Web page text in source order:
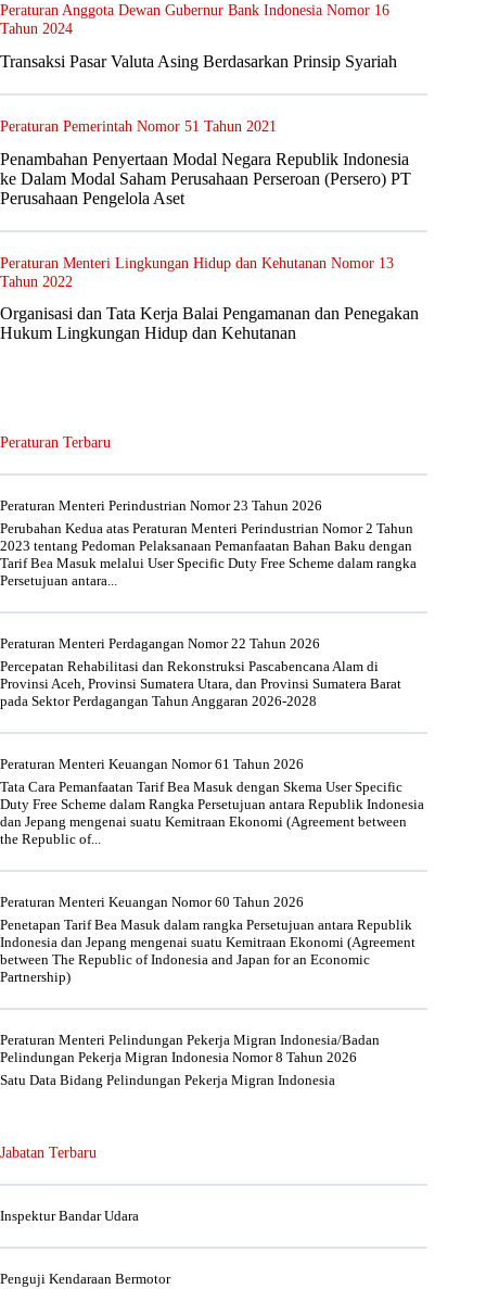
Peraturan Anggota Dewan Gubernur Bank Indonesia Nomor 16
Tahun 2024
Transaksi Pasar Valuta Asing Berdasarkan Prinsip Syariah
Peraturan Pemerintah Nomor 51 Tahun 2021
Penambahan Penyertaan Modal Negara Republik Indonesia
ke Dalam Modal Saham Perusahaan Perseroan (Persero) PT
Perusahaan Pengelola Aset
Peraturan Menteri Lingkungan Hidup dan Kehutanan Nomor 13
Tahun 2022
Organisasi dan Tata Kerja Balai Pengamanan dan Penegakan
Hukum Lingkungan Hidup dan Kehutanan
Peraturan Terbaru
Peraturan Menteri Perindustrian Nomor 23 Tahun 2026
Perubahan Kedua atas Peraturan Menteri Perindustrian Nomor 2 Tahun
2023 tentang Pedoman Pelaksanaan Pemanfaatan Bahan Baku dengan
Tarif Bea Masuk melalui User Specific Duty Free Scheme dalam rangka
Persetujuan antara...
Peraturan Menteri Perdagangan Nomor 22 Tahun 2026
Percepatan Rehabilitasi dan Rekonstruksi Pascabencana Alam di
Provinsi Aceh, Provinsi Sumatera Utara, dan Provinsi Sumatera Barat
pada Sektor Perdagangan Tahun Anggaran 2026-2028
Peraturan Menteri Keuangan Nomor 61 Tahun 2026
Tata Cara Pemanfaatan Tarif Bea Masuk dengan Skema User Specific
Duty Free Scheme dalam Rangka Persetujuan antara Republik Indonesia
dan Jepang mengenai suatu Kemitraan Ekonomi (Agreement between
the Republic of...
Peraturan Menteri Keuangan Nomor 60 Tahun 2026
Penetapan Tarif Bea Masuk dalam rangka Persetujuan antara Republik
Indonesia dan Jepang mengenai suatu Kemitraan Ekonomi (Agreement
between The Republic of Indonesia and Japan for an Economic
Partnership)
Peraturan Menteri Pelindungan Pekerja Migran Indonesia/Badan
Pelindungan Pekerja Migran Indonesia Nomor 8 Tahun 2026
Satu Data Bidang Pelindungan Pekerja Migran Indonesia
Jabatan Terbaru
Inspektur Bandar Udara
Penguji Kendaraan Bermotor